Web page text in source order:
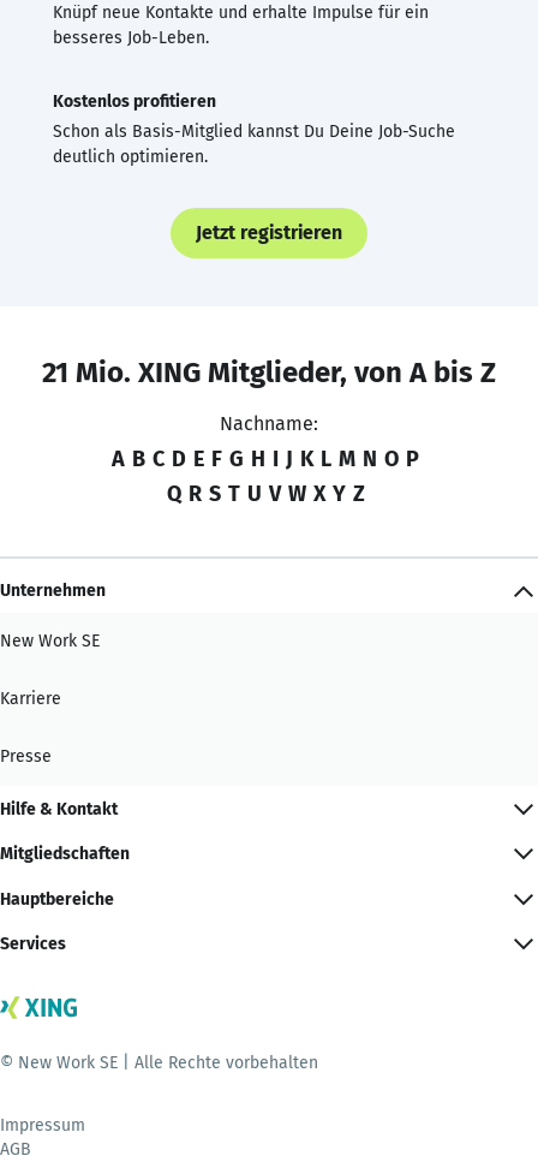
Knüpf neue Kontakte und erhalte Impulse für ein
besseres Job-Leben.
Kostenlos profitieren
Schon als Basis-Mitglied kannst Du Deine Job-Suche
deutlich optimieren.
Jetzt registrieren
21 Mio. XING Mitglieder, von A bis Z
Nachname:
A B C D E F G H I J K L M N O P
Q R S T U V W X Y Z
Unternehmen
New Work SE
Karriere
Presse
Hilfe & Kontakt
Mitgliedschaften
Hauptbereiche
Services
© New Work SE | Alle Rechte vorbehalten
Impressum
AGB